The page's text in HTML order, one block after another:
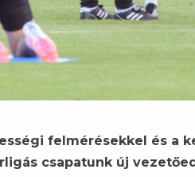
felmérésekkel és a
csapatunk új